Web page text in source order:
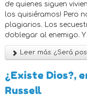
de quienes siguen
los quisiéramos! Pero
plagiarios. Los
doblegar al enemigo.
Leer más: ¿Será
¿Existe Dios?,
Russell